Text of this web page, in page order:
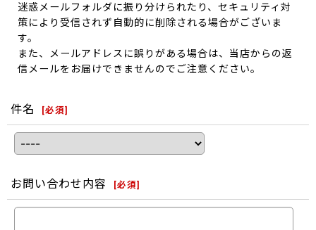
迷惑メールフォルダに振り分けられたり、セキュリティ対
策により受信されず自動的に削除される場合がございま
す。
また、メールアドレスに誤りがある場合は、当店からの返
信メールをお届けできませんのでご注意ください。
件名 [必須]
お問い合わせ内容 [必須]